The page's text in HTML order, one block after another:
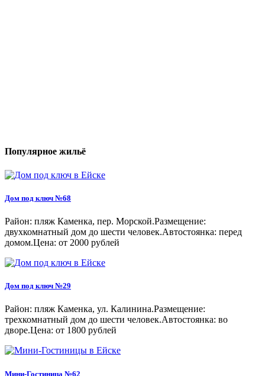
Популярное жильё
Дом под ключ №68
Район: пляж Каменка, пер. Морской.Размещение:
двухкомнатный дом до шести человек.Автостоянка: перед
домом.Цена: от 2000 рублей
Дом под ключ №29
Район: пляж Каменка, ул. Калинина.Размещение:
трехкомнатный дом до шести человек.Автостоянка: во
дворе.Цена: от 1800 рублей
Мини-Гостиница №62